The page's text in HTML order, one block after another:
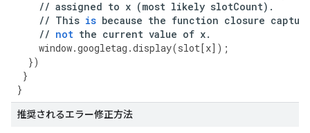
// assigned to x (most likely slotCount) .
// This is because the function closure
// not the current value of x.
window.googletag .display(slot[x]);
})
}
}
推奨されるエラー修正方法